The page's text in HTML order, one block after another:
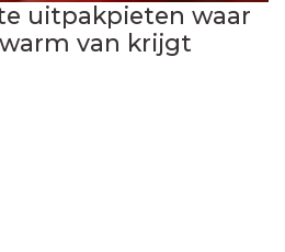
uitpakpieten waar
van krijgt